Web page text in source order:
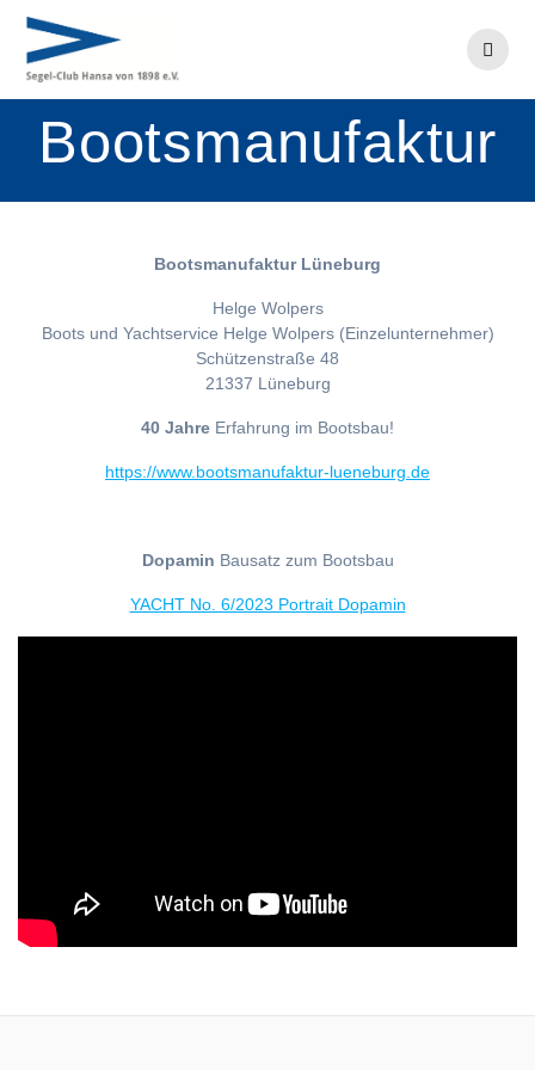
Bootsmanufaktur
Bootsmanufaktur Lüneburg
Helge Wolpers
Boots und Yachtservice Helge Wolpers (Einzelunternehmer)
Schützenstraße 48
21337 Lüneburg
40 Jahre Erfahrung im Bootsbau!
https://www.bootsmanufaktur-lueneburg.de
Dopamin Bausatz zum Bootsbau
YACHT No. 6/2023 Portrait Dopamin